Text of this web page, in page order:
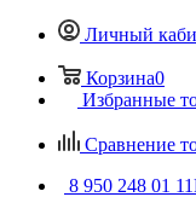
Личный
Корзина0
Избранные
Сравнение
8 950 248 01 11